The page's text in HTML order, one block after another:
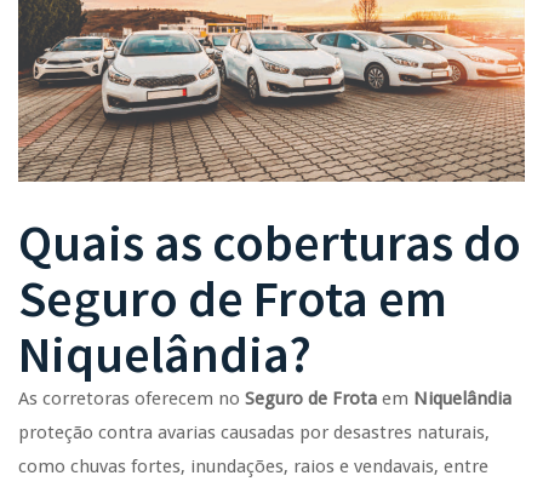
Quais as coberturas do
Seguro de Frota em
Niquelândia?
As corretoras oferecem no Seguro de Frota em Niquelândia
proteção contra avarias causadas por desastres naturais,
como chuvas fortes, inundações, raios e vendavais, entre